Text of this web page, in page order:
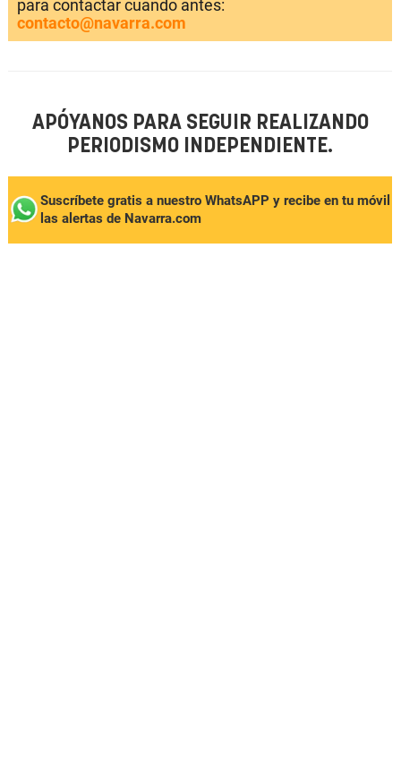
para contactar cuando antes:
contacto@navarra.com
APÓYANOS PARA SEGUIR REALIZANDO
PERIODISMO INDEPENDIENTE.
Suscríbete gratis a nuestro WhatsAPP y recibe en tu móvil
las alertas de Navarra.com